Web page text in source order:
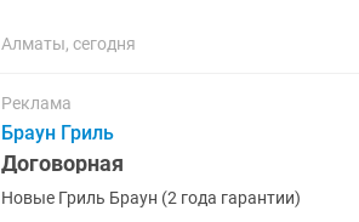
Алматы, сегодня
Реклама
Браун Гриль
Договорная
Новые Гриль Браун (2 года гарантии)